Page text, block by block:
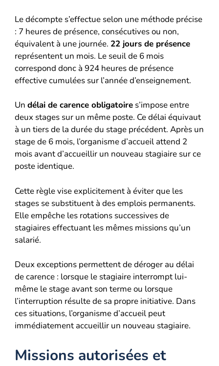
Le décompte s’effectue selon une méthode précise
: 7 heures de présence, consécutives ou non,
équivalent à une journée. 22 jours de présence
représentent un mois. Le seuil de 6 mois
correspond donc à 924 heures de présence
effective cumulées sur l’année d’enseignement.
Un délai de carence obligatoire s’impose entre
deux stages sur un même poste. Ce délai équivaut
à un tiers de la durée du stage précédent. Après un
stage de 6 mois, l’organisme d’accueil attend 2
mois avant d’accueillir un nouveau stagiaire sur ce
poste identique.
Cette règle vise explicitement à éviter que les
stages se substituent à des emplois permanents.
Elle empêche les rotations successives de
stagiaires effectuant les mêmes missions qu’un
salarié.
Deux exceptions permettent de déroger au délai
de carence : lorsque le stagiaire interrompt lui-
même le stage avant son terme ou lorsque
l’interruption résulte de sa propre initiative. Dans
ces situations, l’organisme d’accueil peut
immédiatement accueillir un nouveau stagiaire.
Missions autorisées et